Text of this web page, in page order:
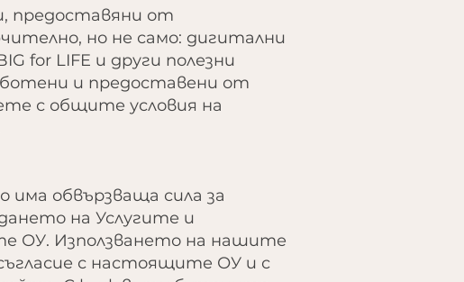
предоставяни от
но не само: дигитални
for LIFE и други полезни
и предоставени от
с общите условия на
обвързваща сила за
на Услугите и
ОУ. Използването на нашите
с настоящите ОУ и с